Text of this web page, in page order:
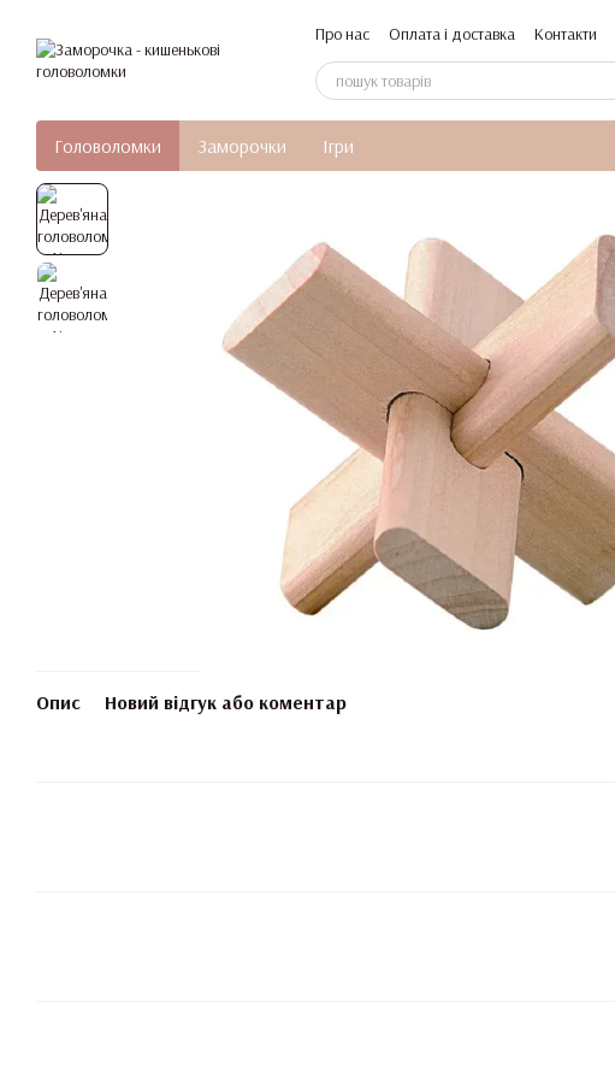
Про нас Оплата і доставка Контакти
Головоломки Заморочки Ігри
Опис Новий відгук або коментар